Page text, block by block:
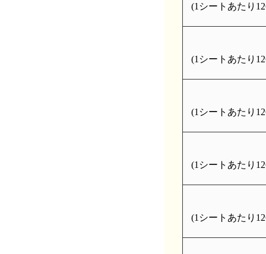
(1シートあたり
(1シートあたり
(1シートあたり
(1シートあたり
(1シートあたり